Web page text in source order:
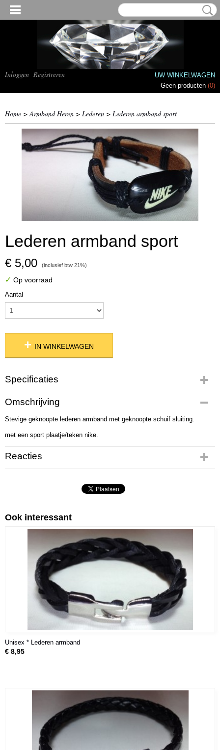
Inloggen Registreren
UW WINKELWAGEN
Geen producten (0)
Home >Armband Heren > Lederen > Lederen armband sport
Lederen armband sport
€ 5,00 (inclusief btw 21%)
✓ Op voorraad
Aantal
IN WINKELWAGEN
Specificaties
Productcode
02281
Omschrijving
Stevige geknoopte lederen armband met geknoopte schuif sluiting.
met een sport plaatje/teken nike.
Reacties
Ook interessant
Unisex * Lederen armband
€ 8,95